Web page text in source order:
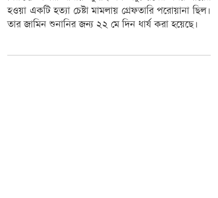
হওয়া একটি হত্যা চেষ্টা মামলায় গ্রেফতারি পরোয়ানা ছিল।
তার জামিন শুনানির জন্য ২২ মে দিন ধার্য করা হয়েছে।